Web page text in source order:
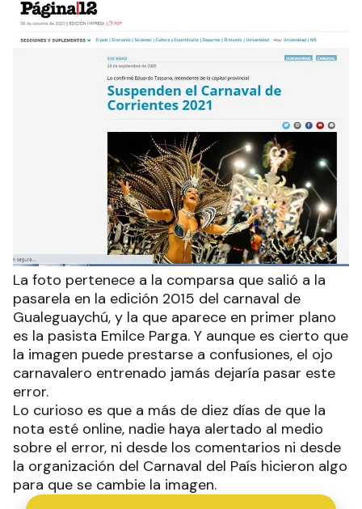
La foto pertenece a la comparsa que salió a la
pasarela en la edición 2015 del carnaval de
Gualeguaychú, y la que aparece en primer plano
es la pasista Emilce Parga. Y aunque es cierto que
la imagen puede prestarse a confusiones, el ojo
carnavalero entrenado jamás dejaría pasar este
error.
Lo curioso es que a más de diez días de que la
nota esté online, nadie haya alertado al medio
sobre el error, ni desde los comentarios ni desde
la organización del Carnaval del País hicieron algo
para que se cambie la imagen.